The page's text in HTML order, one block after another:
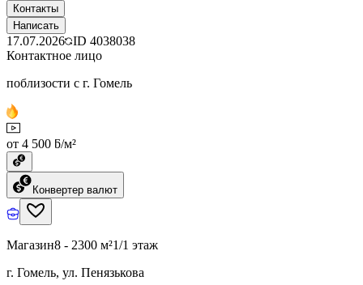
Контакты
Написать
17.07.2026 ID 4038038
Контактное лицо
поблизости с г. Гомель
от 4 500 ƃ/м²
Конвертер валют
Магазин8 - 2300 м²1/1 этаж
г. Гомель, ул. Пенязькова